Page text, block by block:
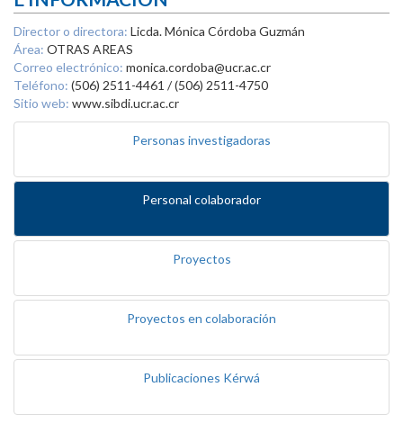
Director o directora: Licda. Mónica Córdoba Guzmán
Área: OTRAS AREAS
Correo electrónico: monica.cordoba@ucr.ac.cr
Teléfono: (506) 2511-4461 / (506) 2511-4750
Sitio web: www.sibdi.ucr.ac.cr
Personas investigadoras
Personal colaborador
Proyectos
Proyectos en colaboración
Publicaciones Kérwá